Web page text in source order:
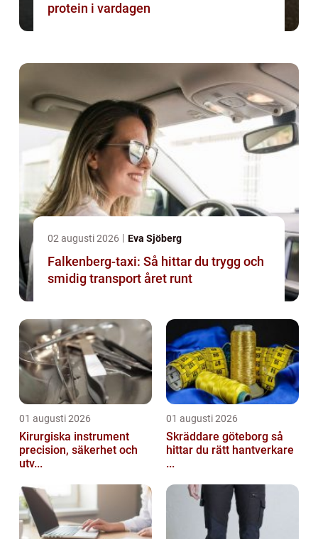
protein i vardagen
02 augusti 2026 Eva Sjöberg
Falkenberg-taxi: Så hittar du trygg och
smidig transport året runt
01 augusti 2026
Kirurgiska instrument
precision, säkerhet och
utv...
01 augusti 2026
Skräddare göteborg så
hittar du rätt hantverkare
...